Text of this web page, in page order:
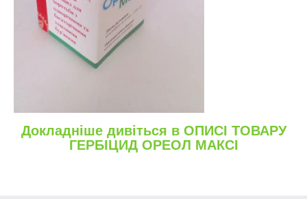
Докладніше дивіться в ОПИСІ ТОВАРУ
ГЕРБІЦИД ОРЕОЛ МАКСІ